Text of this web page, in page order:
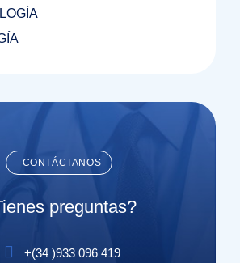
CONTÁCTANOS
preguntas?
+(34 )933 096 419